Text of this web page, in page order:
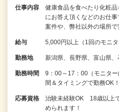
仕事内容
健康食品を食べたり化粧
にお答え頂くなどのお仕
案件や、弊社以外の場所
給与 5,000円以上（1回のモニ
勤務地 新潟県、長野県、富山県、
勤務時間
9：00～17：00（モニタ
間＆タイミングで勤務OK
応募資格
治験未経験OK 18歳以上
められます！